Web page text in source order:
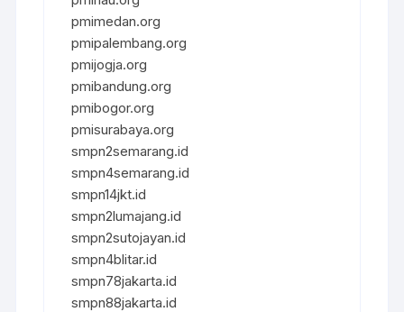
pmimedan.org
pmipalembang.org
pmijogja.org
pmibandung.org
pmibogor.org
pmisurabaya.org
smpn2semarang.id
smpn4semarang.id
smpn14jkt.id
smpn2lumajang.id
smpn2sutojayan.id
smpn4blitar.id
smpn78jakarta.id
smpn88jakarta.id